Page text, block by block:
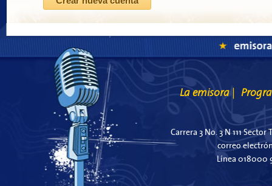
La emisora
Carrera 3 No. 3 N 111
correo
Línea 018000